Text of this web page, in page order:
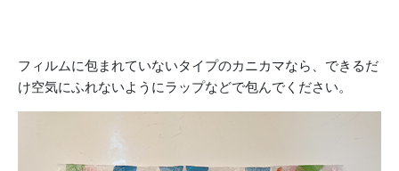
フィルムに包まれていないタイプのカニカマなら、できるだ
け空気にふれないようにラップなどで包んでください。